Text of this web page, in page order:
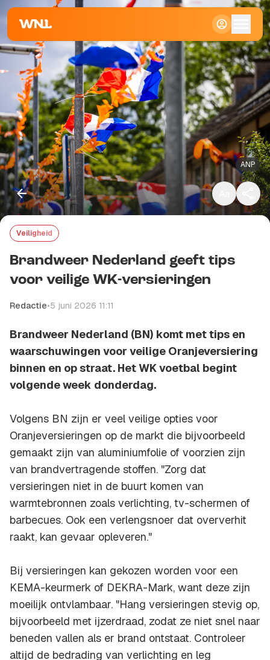
ANP
Klein
Standaard
Groot
Veiligheid
Brandweer Nederland geeft tips
voor veilige WK-versieringen
Redactie•5 juni 2026 11:11
Brandweer Nederland (BN) komt met tips en
waarschuwingen voor veilige Oranjeversiering
binnen en op straat. Het WK voetbal begint
volgende week donderdag.
Volgens BN zijn er veel veilige opties voor
Oranjeversieringen op de markt die bijvoorbeeld
gemaakt zijn van aluminiumfolie of voorzien zijn
van brandvertragende stoffen. "Zorg dat
versieringen niet in de buurt komen van
warmtebronnen zoals verlichting, tv-schermen of
barbecues. Ook een verlengsnoer dat oververhit
raakt, kan gevaar opleveren."
Bij versieringen kan gekozen worden voor een
KEMA-keurmerk of DEKRA-Mark, want deze zijn
moeilijk ontvlambaar. "Hang versieringen stevig op,
bijvoorbeeld met ijzerdraad, zodat ze niet snel naar
beneden vallen als er brand ontstaat. Controleer
altijd de bedrading van verlichting en leg